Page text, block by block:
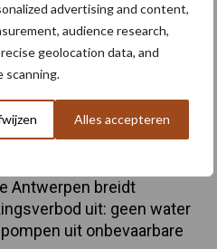
advertising and content,
audience research,
geolocation data, and
scanning.
Alles accepteren
van schijven
gedragen
van AVR
Antwerpen breidt
uit: geen water
uit onbevaarbare